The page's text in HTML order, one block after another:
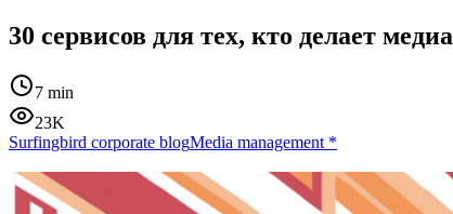
30 сервисов для тех, кто делает медиа
7 min
23K
Surfingbird corporate blogMedia management *